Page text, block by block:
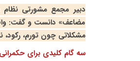
دبیر مجمع مشورتی نظام
مضاعف» دانست و گفت:
مشکلاتی چون تورم، رکود،
سه گام کلیدی برای